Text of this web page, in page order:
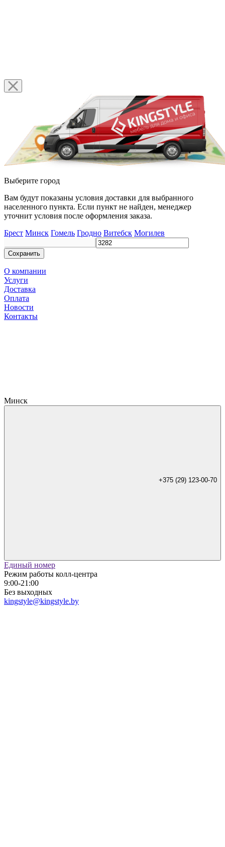
Выберите город
Вам будут показаны условия доставки для выбранного
населенного пункта. Если пункт не найден, менеджер
уточнит условия после оформления заказа.
Брест Минск Гомель Гродно Витебск Могилев
Сохранить
О компании
Услуги
Доставка
Оплата
Новости
Контакты
Минск
+375 (29) 123-00-70
Единый номер
Режим работы колл-центра
9:00-21:00
Без выходных
kingstyle@kingstyle.by